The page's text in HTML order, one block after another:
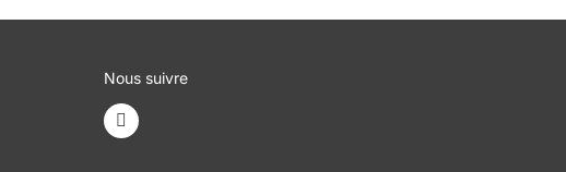
Nous suivre